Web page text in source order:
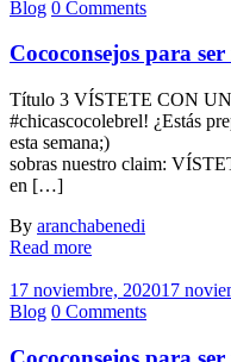
Blog 0 Comments
Cococonsejos para
Título 3 VÍSTETE CON
#chicascocolebrel! ¿Estás
esta semana;)
sobras nuestro claim:
en […]
By aranchabenedi
Read more
17 noviembre, 202017
Blog 0 Comments